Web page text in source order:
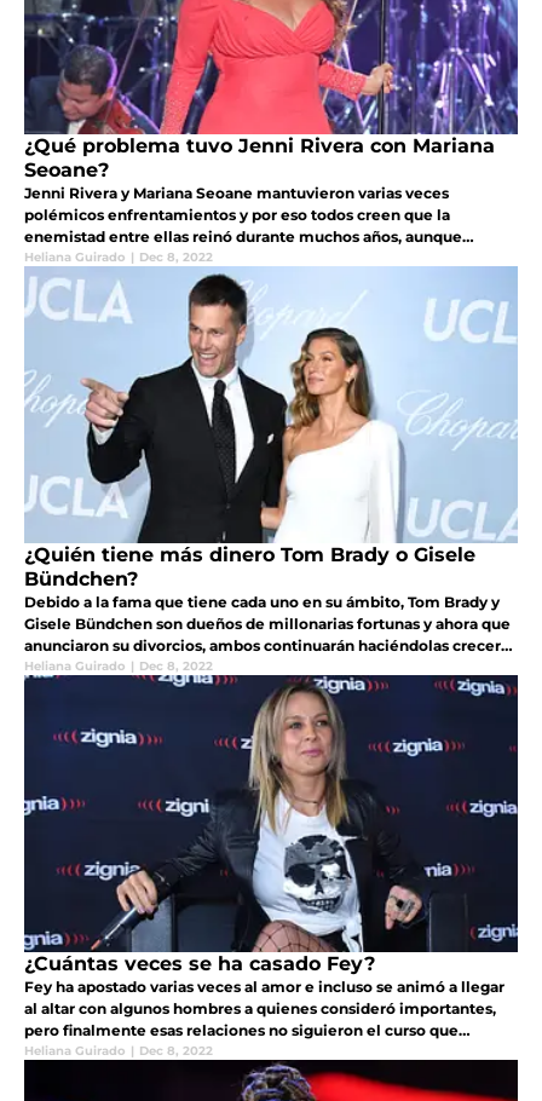
¿Qué problema tuvo Jenni Rivera con Mariana
Seoane?
Jenni Rivera y Mariana Seoane mantuvieron varias veces
polémicos enfrentamientos y por eso todos creen que la
enemistad entre ellas reinó durante muchos años, aunque
aparentemente también hubo mucho cariño
Heliana Guirado | Dec 8, 2022
¿Quién tiene más dinero Tom Brady o Gisele
Bündchen?
Debido a la fama que tiene cada uno en su ámbito, Tom Brady y
Gisele Bündchen son dueños de millonarias fortunas y ahora que
anunciaron su divorcios, ambos continuarán haciéndolas crecer
pero ya de forma individual
Heliana Guirado | Dec 8, 2022
¿Cuántas veces se ha casado Fey?
Fey ha apostado varias veces al amor e incluso se animó a llegar
al altar con algunos hombres a quienes consideró importantes,
pero finalmente esas relaciones no siguieron el curso que
deseaba la cantante
Heliana Guirado | Dec 8, 2022